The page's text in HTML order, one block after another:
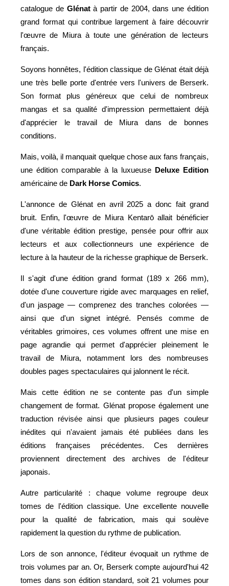
catalogue de Glénatà partir de 2004, dans une édition
grand format qui contribue largement à faire découvrir
l'œuvre de Miura à toute une génération de lecteurs
français.
Soyons honnêtes, l'édition classique de Glénat était déjà
une très belle porte d'entrée vers l'univers de Berserk.
Son format plus généreux que celui de nombreux
mangas et sa qualité d'impression permettaient déjà
d'apprécier le travail de Miura dans de bonnes
conditions.
Mais, voilà, il manquait quelque chose aux fans français,
une édition comparable à la luxueuse Deluxe Edition
américaine de Dark Horse Comics.
L'annonce de Glénat en avril 2025 a donc fait grand
bruit. Enfin, l'œuvre de Miura Kentarō allait bénéficier
d'une véritable édition prestige, pensée pour offrir aux
lecteurs et aux collectionneurs une expérience de
lecture à la hauteur de la richesse graphique de Berserk.
Il s'agit d'une édition grand format (189 x 266 mm),
dotée d'une couverture rigide avec marquages en relief,
d'un jaspage — comprenez des tranches colorées —
ainsi que d'un signet intégré. Pensés comme de
véritables grimoires, ces volumes offrent une mise en
page agrandie qui permet d'apprécier pleinement le
travail de Miura, notamment lors des nombreuses
doubles pages spectaculaires qui jalonnent le récit.
Mais cette édition ne se contente pas d'un simple
changement de format. Glénat propose également une
traduction révisée ainsi que plusieurs pages couleur
inédites qui n'avaient jamais été publiées dans les
éditions françaises précédentes. Ces dernières
proviennent directement des archives de l'éditeur
japonais.
Autre particularité : chaque volume regroupe deux
tomes de l'édition classique. Une excellente nouvelle
pour la qualité de fabrication, mais qui soulève
rapidement la question du rythme de publication.
Lors de son annonce, l'éditeur évoquait un rythme de
trois volumes par an. Or, Berserk compte aujourd'hui 42
tomes dans son édition standard, soit 21 volumes pour